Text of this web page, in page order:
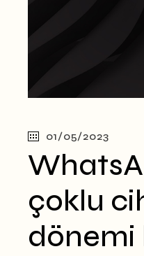
01/05/2023
çoklu
dönemi